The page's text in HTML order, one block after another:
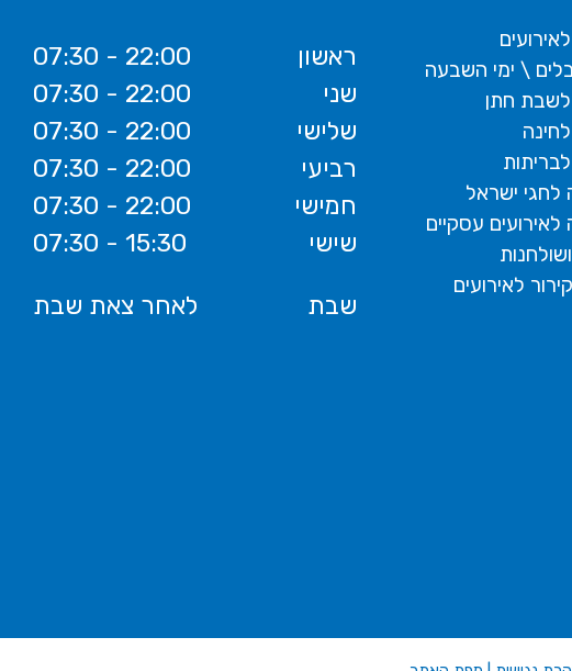
\ ימי השבעה
חתן
לחגי ישראל
עסקיים
לאירועים
ראשון
שני
שלישי
רביעי
חמישי
שישי
שבת
07:30 - 22:00
07:30 - 22:00
07:30 - 22:00
07:30 - 22:00
07:30 - 22:00
07:30 - 15:30
לאחר צאת שבת